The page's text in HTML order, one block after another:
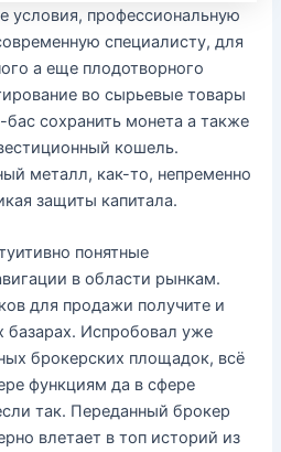
условия, профессиональную
специалисту, для
а еще плодотворного
во сырьевые товары
сохранить монета а также
кошель.
металл, как-то, непременно
защиты капитала.
понятные
в области рынкам.
для продажи получите и
базарах. Испробовал уже
брокерских площадок, всё
функциям да в сфере
так. Переданный брокер
влетает в топ историй из